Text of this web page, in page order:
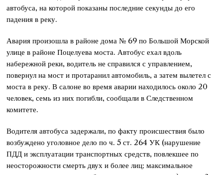
автобуса, на которой показаны последние секунды до его
падения в реку.
Авария произошла в районе дома № 69 по Большой Морской
улице в районе Поцелуева моста. Автобус ехал вдоль
набережной реки, водитель не справился с управлением,
повернул на мост и протаранил автомобиль, а затем вылетел с
моста в реку. В салоне во время аварии находилось около 20
человек, семь из них погибли, сообщали в Следственном
комитете.
Водителя автобуса задержали, по факту происшествия было
возбуждено уголовное дело по ч. 5 ст. 264 УК (нарушение
ПДД и эксплуатации транспортных средств, повлекшее по
неосторожности смерть двух и более лиц; максимальное